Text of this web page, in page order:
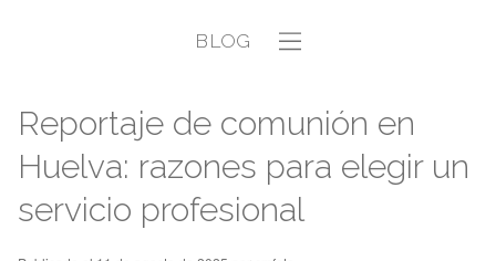
BLOG
Reportaje de comunión en
Huelva: razones para elegir un
servicio profesional